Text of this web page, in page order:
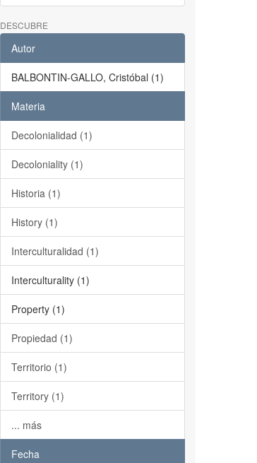
DESCUBRE
Autor
BALBONTIN-GALLO, Cristóbal (1)
Materia
Decolonialidad (1)
Decoloniality (1)
Historia (1)
History (1)
Interculturalidad (1)
Interculturality (1)
Property (1)
Propiedad (1)
Territorio (1)
Territory (1)
... más
Fecha